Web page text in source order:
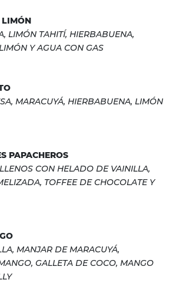
LIMÓN TAHITÍ, HIERBABUENA,
Y AGUA CON GAS
MARACUYÁ, HIERBABUENA, LIMÓN
PAPACHEROS
CON HELADO DE VAINILLA,
TOFFEE DE CHOCOLATE Y
MANJAR DE MARACUYÁ,
GALLETA DE COCO, MANGO